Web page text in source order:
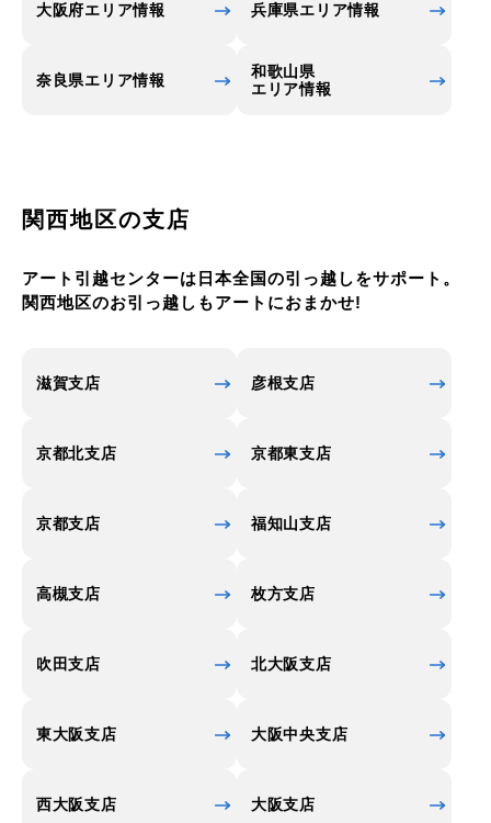
大阪府エリア情報 兵庫県エリア情報
奈良県エリア情報
和歌山県
エリア情報
関西地区の支店
アート引越センターは日本全国の引っ越しをサポート。
関西地区のお引っ越しもアートにおまかせ!
滋賀支店 彦根支店
京都北支店 京都東支店
京都支店 福知山支店
高槻支店 枚方支店
吹田支店 北大阪支店
東大阪支店 大阪中央支店
西大阪支店 大阪支店